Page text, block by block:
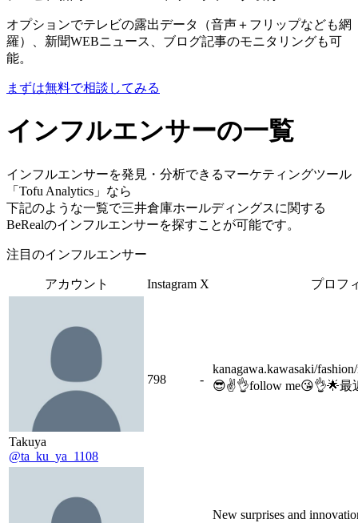
オプションでテレビの露出データ（音声＋フリップなども網
羅）、新聞WEBニュース、ブログ記事のモニタリングも可
能。
まずは無料で相談してみる
インフルエンサーの一覧
インフルエンサーを発見・分析できるマーケティングツール
「Tofu Analytics」なら
下記のような一覧で三井倉庫ホールディングスに関する
BeRealのインフルエンサーを探すことが可能です。
注目のインフルエンサー
アカウント Instagram X プロフ
Takuya
@ta_ku_ya_1108
798 -
kanagawa.kawasaki/
😎✌️👌follow me😘👌🌟最
New surprises and